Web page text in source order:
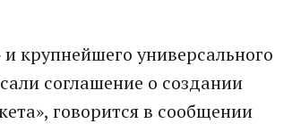
крупнейшего универсального
соглашение о создании
говорится в сообщении